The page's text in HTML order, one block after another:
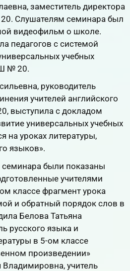
заместитель директора
Слушателям семинара был
видеофильм о школе.
педагогов с системой
учебных
№ 20.
руководитель
учителей английского
выступила с докладом
универсальных учебных
на уроках литературы,
языков».
семинара были показаны
учителями
классе фрагмент урока
и обратный порядок слов в
Белова Татьяна
русского языка и
в 5-ом классе
произведении»
учитель